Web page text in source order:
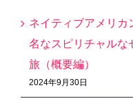
ネイティブアメリカ
名なスピリチャルな
旅（概要編）
2024年9月30日